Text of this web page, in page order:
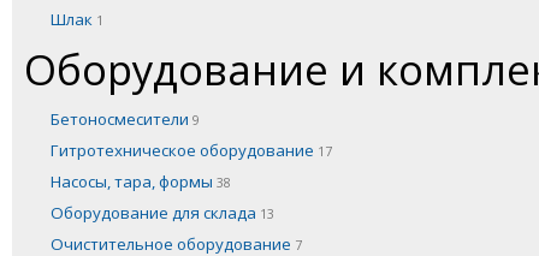
Шлак 1
Оборудование и
Бетоносмесители 9
Гитротехническое оборудование 17
Насосы, тара, формы 38
Оборудование для склада 13
Очистительное оборудование 7